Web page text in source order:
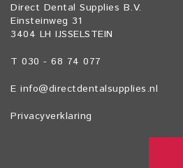
Direct Dental Supplies B.V.
Einsteinweg 31
3404 LH IJSSELSTEIN
T 030 - 68 74 077
E info@directdentalsupplies.nl
Privacyverklaring